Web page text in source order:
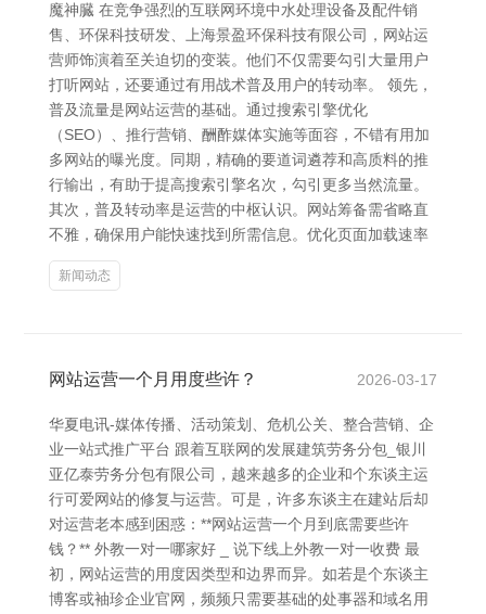
魔神臓 在竞争强烈的互联网环境中水处理设备及配件销
售、环保科技研发、上海景盈环保科技有限公司，网站运
营师饰演着至关迫切的变装。他们不仅需要勾引大量用户
打听网站，还要通过有用战术普及用户的转动率。 领先，
普及流量是网站运营的基础。通过搜索引擎优化
（SEO）、推行营销、酬酢媒体实施等面容，不错有用加
多网站的曝光度。同期，精确的要道词遴荐和高质料的推
行输出，有助于提高搜索引擎名次，勾引更多当然流量。
其次，普及转动率是运营的中枢认识。网站筹备需省略直
不雅，确保用户能快速找到所需信息。优化页面加载速率
新闻动态
网站运营一个月用度些许？ 2026-03-17
华夏电讯-媒体传播、活动策划、危机公关、整合营销、企
业一站式推广平台 跟着互联网的发展建筑劳务分包_银川
亚亿泰劳务分包有限公司，越来越多的企业和个东谈主运
行可爱网站的修复与运营。可是，许多东谈主在建站后却
对运营老本感到困惑：**网站运营一个月到底需要些许
钱？** 外教一对一哪家好 _ 说下线上外教一对一收费 最
初，网站运营的用度因类型和边界而异。如若是个东谈主
博客或袖珍企业官网，频频只需要基础的处事器和域名用